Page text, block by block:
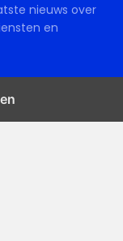
nieuws over
en